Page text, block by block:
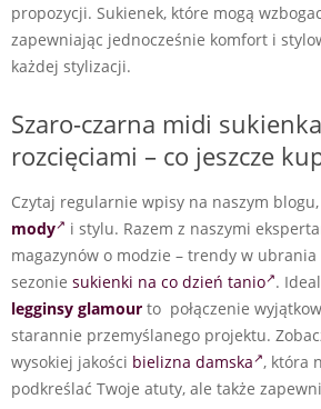
propozycji. Sukienek, które mogą
zapewniając jednocześnie komfort i
każdej stylizacji.
Szaro-czarna midi
rozcięciami – co jeszcze
Czytaj regularnie wpisy na naszym
mody
i stylu. Razem z naszymi
magazynów o modzie – trendy w ubrania
sezonie sukienki na co dzień tanio .
legginsy glamour to połączenie
starannie przemyślanego projektu.
wysokiej jakości bielizna damska , która
podkreślać Twoje atuty, ale także